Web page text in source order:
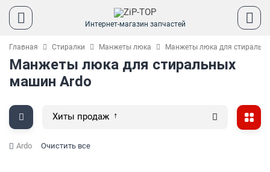
Интернет-магазин запчастей
Главная Стиралки Манжеты люка Манжеты люка для
Манжеты люка для стиральных
машин Ardo
Хиты продаж
Ardo Очистить все